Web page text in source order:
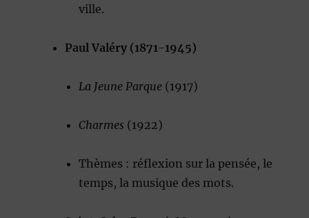
ville.
Paul Valéry (1871-1945)
La Jeune Parque (1917)
Charmes (1922)
Thèmes : réflexion sur la pensée, le
temps, la musique des mots.